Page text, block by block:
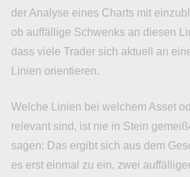
der Analyse eines Charts mit
ob auffällige Schwenks an diesen
dass viele Trader sich aktuell an
Linien orientieren.
Welche Linien bei welchem Asset
relevant sind, ist nie in Stein
sagen: Das ergibt sich aus dem
es erst einmal zu ein, zwei